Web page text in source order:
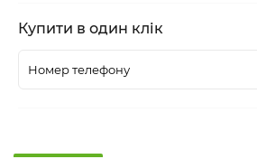
Купити в один клік